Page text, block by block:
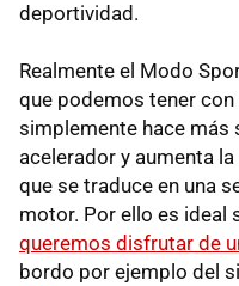
deportividad.
Realmente el Modo
que podemos tener
simplemente hace más
acelerador y aumenta
que se traduce en una
motor. Por ello es ideal
queremos disfrutar de
bordo por ejemplo del